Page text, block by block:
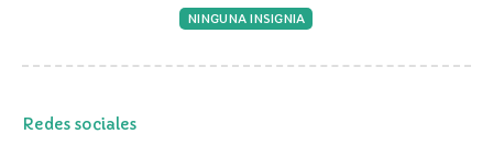
NINGUNA INSIGNIA
Redes sociales